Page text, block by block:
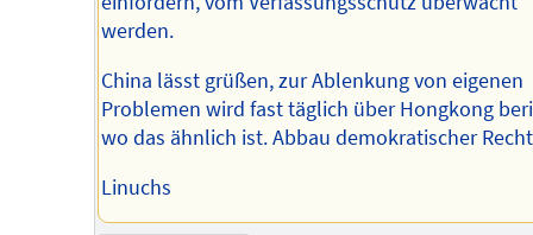
werden.
China lässt grüßen, zur Ablenkung von eigenen
Problemen wird fast täglich über Hongkong
wo das ähnlich ist. Abbau demokratischer
Linuchs